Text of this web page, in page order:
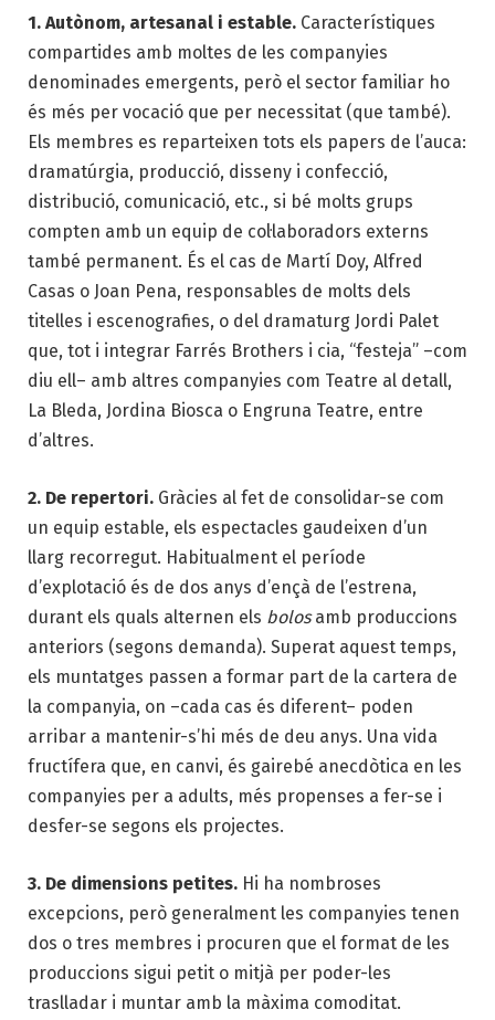
1. Autònom, artesanal i estable. Característiques
compartides amb moltes de les companyies
denominades emergents, però el sector familiar ho
és més per vocació que per necessitat (que també).
Els membres es reparteixen tots els papers de l’auca:
dramatúrgia, producció, disseny i confecció,
distribució, comunicació, etc., si bé molts grups
compten amb un equip de col·laboradors externs
també permanent. És el cas de Martí Doy, Alfred
Casas o Joan Pena, responsables de molts dels
titelles i escenografies, o del dramaturg Jordi Palet
que, tot i integrar Farrés Brothers i cia, “festeja” –com
diu ell– amb altres companyies com Teatre al detall,
La Bleda, Jordina Biosca o Engruna Teatre, entre
d’altres.
2. De repertori. Gràcies al fet de consolidar-se com
un equip estable, els espectacles gaudeixen d’un
llarg recorregut. Habitualment el període
d’explotació és de dos anys d’ençà de l’estrena,
durant els quals alternen els bolosamb produccions
anteriors (segons demanda). Superat aquest temps,
els muntatges passen a formar part de la cartera de
la companyia, on –cada cas és diferent– poden
arribar a mantenir-s’hi més de deu anys. Una vida
fructífera que, en canvi, és gairebé anecdòtica en les
companyies per a adults, més propenses a fer-se i
desfer-se segons els projectes.
3. De dimensions petites. Hi ha nombroses
excepcions, però generalment les companyies tenen
dos o tres membres i procuren que el format de les
produccions sigui petit o mitjà per poder-les
traslladar i muntar amb la màxima comoditat.